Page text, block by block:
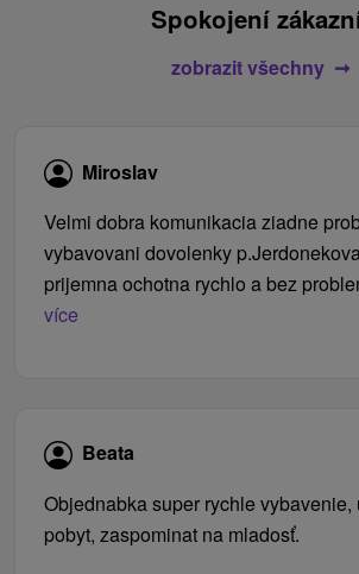
Spokojení
zobrazit všechny
Miroslav
Velmi dobra komunikacia ziadne
vybavovani dovolenky
prijemna ochotna rychlo a bez
více
Beata
Objednabka super rychle vybavenie,
pobyt, zaspominat na mladosť.